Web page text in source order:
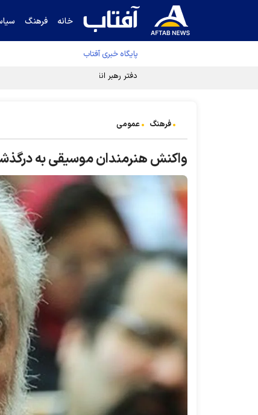
خانه فرهنگ
پایگاه خبری آفتاب
دفتر رهبر انقلاب ادعای خرازی درباره
فرهنگ عمومی
واکنش هنرمندان موسیقی به